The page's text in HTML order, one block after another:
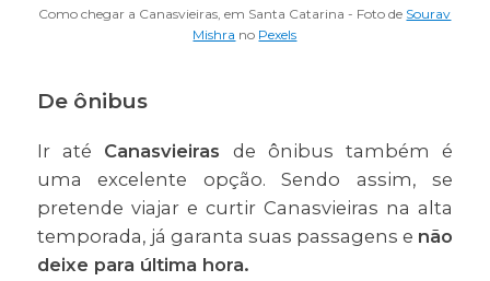
Como chegar a Canasvieiras, em Santa Catarina - Foto de Sourav
Mishra no Pexels
De ônibus
Ir até Canasvieiras de ônibus também é
uma excelente opção. Sendo assim, se
pretende viajar e curtir Canasvieiras na alta
temporada, já garanta suas passagens e não
deixe para última hora.